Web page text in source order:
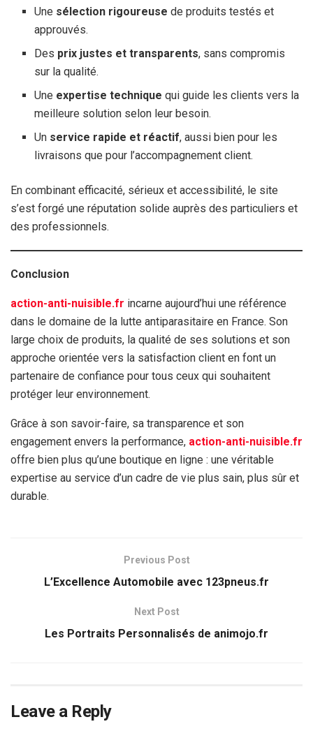
Une sélection rigoureuse de produits testés et
approuvés.
Des prix justes et transparents, sans compromis
sur la qualité.
Une expertise technique qui guide les clients vers la
meilleure solution selon leur besoin.
Un service rapide et réactif, aussi bien pour les
livraisons que pour l’accompagnement client.
En combinant efficacité, sérieux et accessibilité, le site
s’est forgé une réputation solide auprès des particuliers et
des professionnels.
Conclusion
action-anti-nuisible.fr incarne aujourd’hui une référence
dans le domaine de la lutte antiparasitaire en France. Son
large choix de produits, la qualité de ses solutions et son
approche orientée vers la satisfaction client en font un
partenaire de confiance pour tous ceux qui souhaitent
protéger leur environnement.
Grâce à son savoir-faire, sa transparence et son
engagement envers la performance, action-anti-nuisible.fr
offre bien plus qu’une boutique en ligne : une véritable
expertise au service d’un cadre de vie plus sain, plus sûr et
durable.
Previous Post
L’Excellence Automobile avec 123pneus.fr
Next Post
Les Portraits Personnalisés de animojo.fr
Leave a Reply